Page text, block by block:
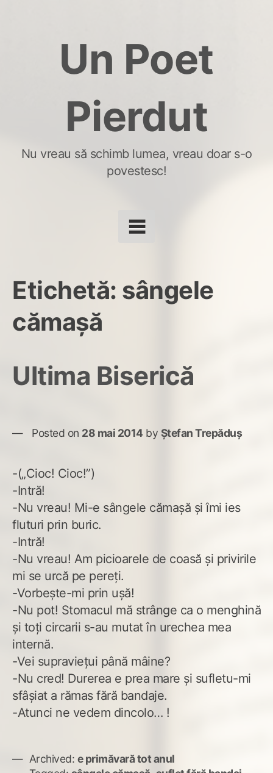
Un Poet
Pierdut
Nu vreau să schimb lumea, vreau doar s-o
povestesc!
Etichetă: sângele
cămaşă
Ultima Biserică
Posted on 28 mai 2014 by Ștefan Trepăduș
-(„Cioc! Cioc!”)
-Intră!
-Nu vreau! Mi-e sângele cămaşă şi îmi ies
fluturi prin buric.
-Intră!
-Nu vreau! Am picioarele de coasă şi privirile
mi se urcă pe pereţi.
-Vorbeşte-mi prin uşă!
-Nu pot! Stomacul mă strânge ca o menghină
şi toţi circarii s-au mutat în urechea mea
internă.
-Vei supravieţui până mâine?
-Nu cred! Durerea e prea mare şi sufletu-mi
sfâşiat a rămas fără bandaje.
-Atunci ne vedem dincolo… !
Archived: e primăvară tot anul